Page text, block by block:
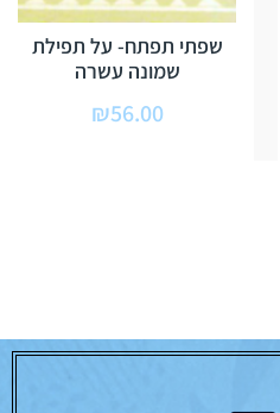
שפתי תפתח- על תפילת
שמונה עשרה
₪56.00